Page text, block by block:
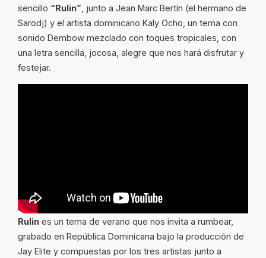
sencillo “Rulin” , junto a Jean Marc Bertín (el hermano de
Sarodj) y el artista dominicano Kaly Ocho, un tema con
sonido Dembow mezclado con toques tropicales, con
una letra sencilla, jocosa, alegre que nos hará disfrutar y
festejar.
Rulin es un tema de verano que nos invita a rumbear,
grabado en República Dominicana bajo la producción de
Jay Elite y compuestas por los tres artistas junto a